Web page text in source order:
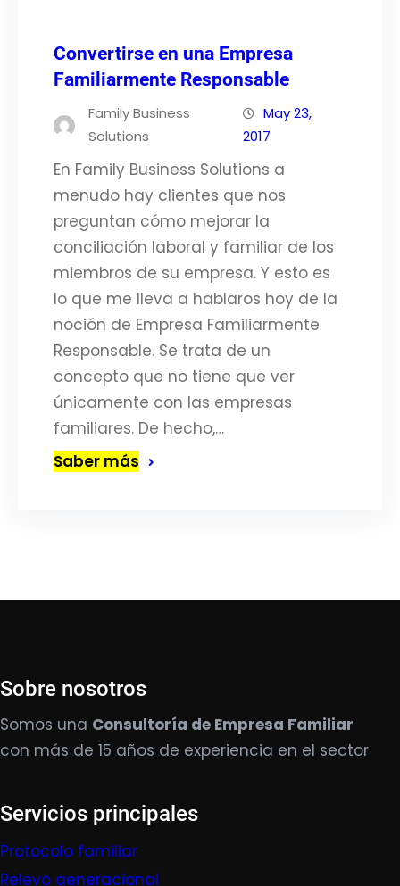
Convertirse en una Empresa
Familiarmente Responsable
Family Business
Solutions
May 23,
2017
En Family Business Solutions a
menudo hay clientes que nos
preguntan cómo mejorar la
conciliación laboral y familiar de los
miembros de su empresa. Y esto es
lo que me lleva a hablaros hoy de la
noción de Empresa Familiarmente
Responsable. Se trata de un
concepto que no tiene que ver
únicamente con las empresas
familiares. De hecho,…
Saber más
Sobre nosotros
Somos una Consultoría de Empresa Familiar
con más de 15 años de experiencia en el sector
Servicios principales
Protocolo familiar
Relevo generacional